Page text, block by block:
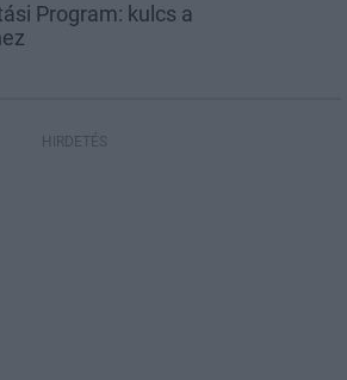
Program: kulcs a
HIRDETÉS